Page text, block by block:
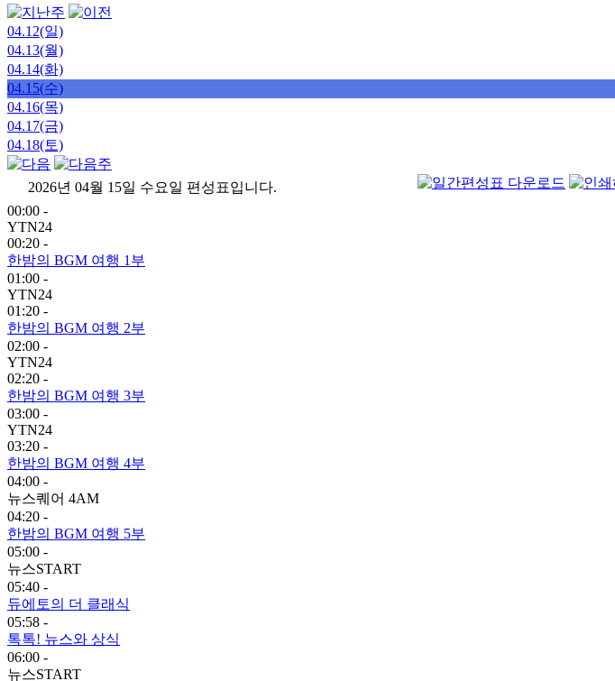
04.12(일)
04.13(월)
04.14(화)
04.15(수)
04.16(목)
04.17(금)
04.18(토)
2026년 04월 15일 수요일 편성표입니다.
00:00 -
YTN24
00:20 -
한밤의 BGM 여행 1부
01:00 -
YTN24
01:20 -
한밤의 BGM 여행 2부
02:00 -
YTN24
02:20 -
한밤의 BGM 여행 3부
03:00 -
YTN24
03:20 -
한밤의 BGM 여행 4부
04:00 -
뉴스퀘어 4AM
04:20 -
한밤의 BGM 여행 5부
05:00 -
뉴스START
05:40 -
듀에토의 더 클래식
05:58 -
톡톡! 뉴스와 상식
06:00 -
뉴스START